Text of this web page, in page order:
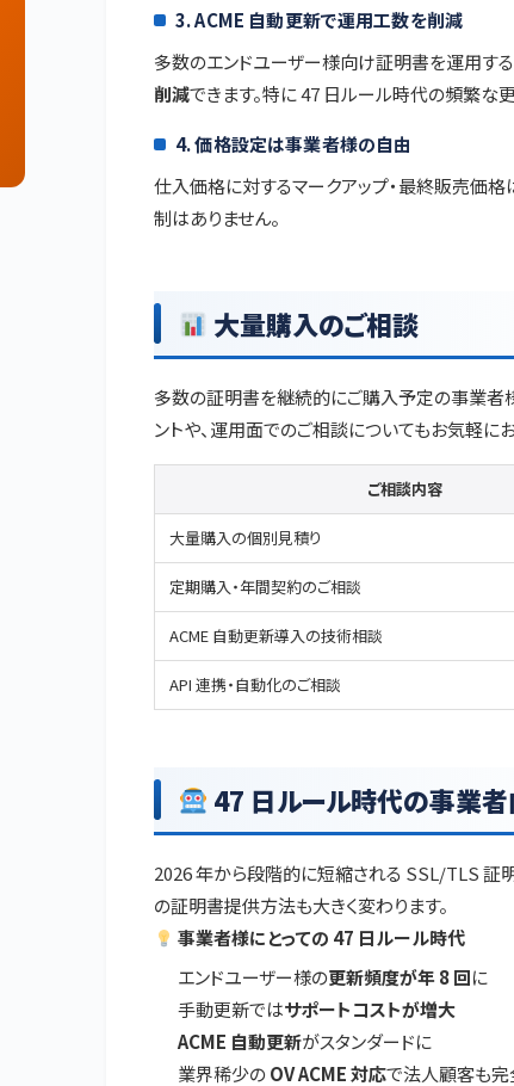
3. ACME 自動更新で運用工数を削減
多数のエンドユーザー様向け証明書を運用す
削減できます。特に 47 日ルール時代の頻繁な
4. 価格設定は事業者様の自由
仕入価格に対するマークアップ・最終販売価格
制はありません。
大量購入のご相談
多数の証明書を継続的にご購入予定の事業者
ントや、運用面でのご相談についてもお気軽に
ご相談内容
大量購入の個別見積り
定期購入・年間契約のご相談
ACME 自動更新導入の技術相談
API 連携・自動化のご相談
47 日ルール時代の事業
2026 年から段階的に短縮される SSL/TLS 証
の証明書提供方法も大きく変わります。
事業者様にとっての 47 日ルール時代
エンドユーザー様の更新頻度が年 8 回に
手動更新ではサポートコストが増大
ACME 自動更新がスタンダードに
業界稀少のOV ACME 対応で法人顧客も